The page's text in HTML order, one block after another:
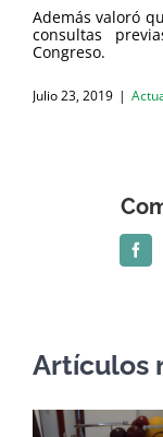
Además valoró
consultas
Congreso.
Julio 23, 2019 |
Artículos